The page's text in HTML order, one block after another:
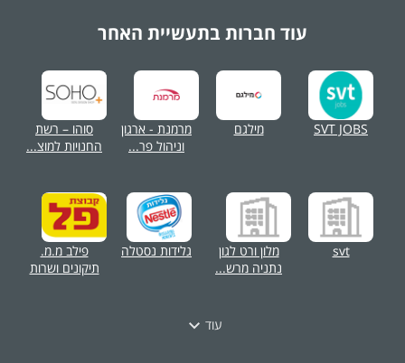
עוד חברות בתעשיית האחר
SVT JOBS מילגם
מרמנת - ארגון
וניהול פר...
סוהו – רשת
החנויות למוצ...
svt
מלון ורט לגון
נתניה מרש...
גלידות נסטלה
פילב מ.מ.
תיקונים ושרות
עוד